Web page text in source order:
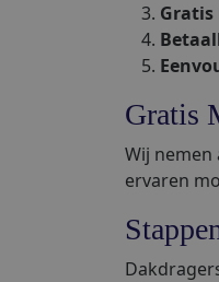
Gratis
Wij
ervaren